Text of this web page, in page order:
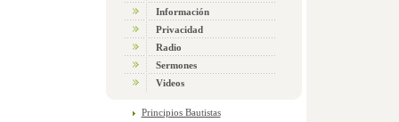
Información
Privacidad
Radio
Sermones
Videos
Principios Bautistas